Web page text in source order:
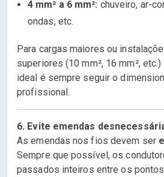
4 mm² a 6 mm²: chuveiro, ar-
ondas, etc.
Para cargas maiores ou
superiores (10 mm², 16 mm²,
ideal é sempre seguir o
profissional.
6. Evite emendas
As emendas nos fios devem ser
Sempre que possível, os
passados inteiros entre os